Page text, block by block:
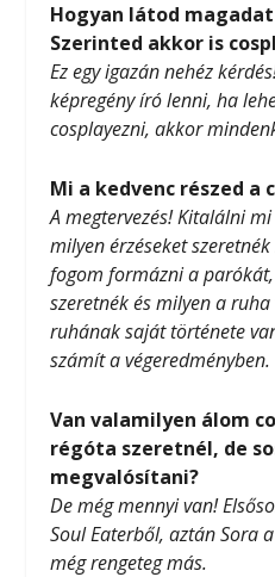
Hogyan látod magadat
Szerinted akkor is
Ez egy igazán nehéz
képregény író lenni, ha
cosplayezni, akkor
Mi a kedvenc részed a
A megtervezés! Kitalálni
milyen érzéseket
fogom formázni a
szeretnék és milyen a
ruhának saját története
számít a végeredményben.
Van valamilyen álom
régóta szeretnél, de
megvalósítani?
De még mennyi van!
Soul Eaterből, aztán Sora
még rengeteg más.